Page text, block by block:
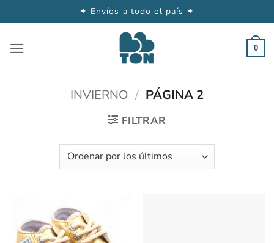
✦ Envíos a todo el país ✦
0
INVIERNO / PÁGINA 2
FILTRAR